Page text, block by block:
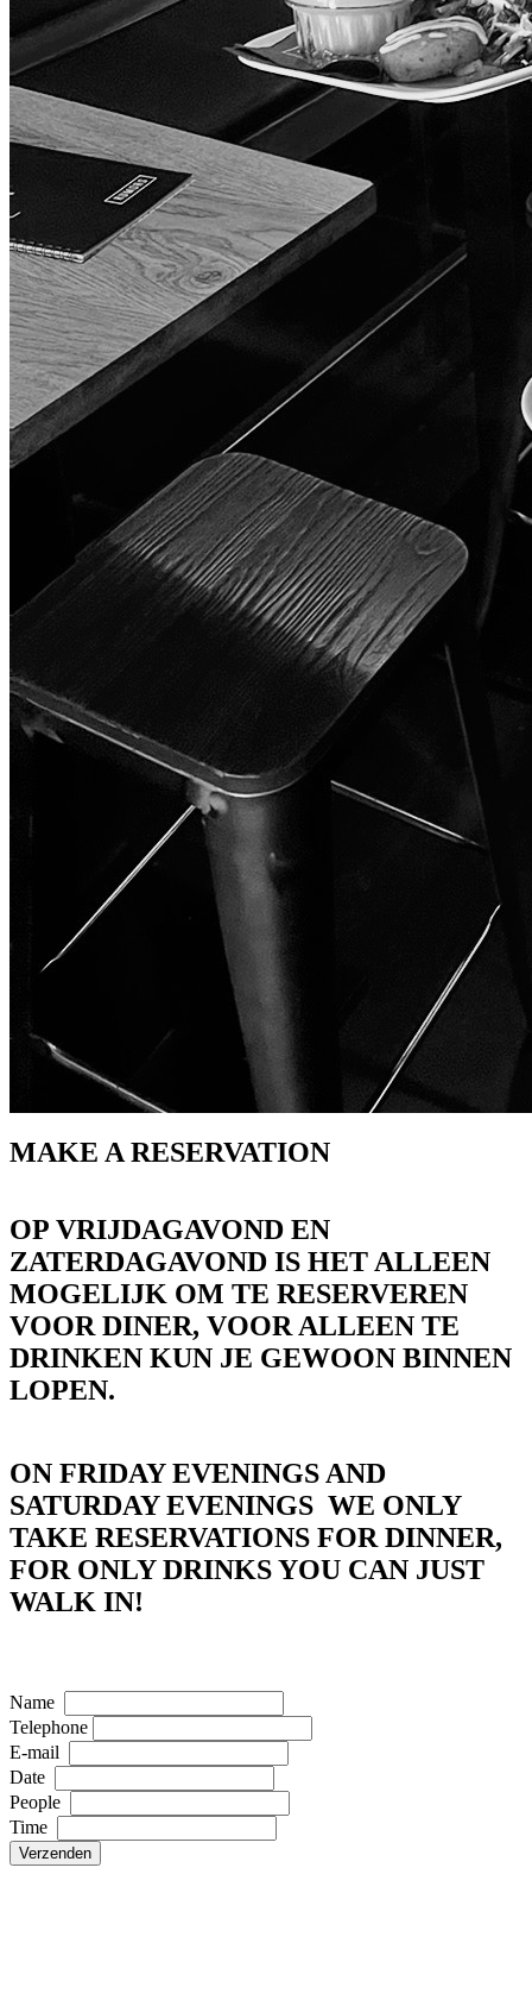
MAKE A RESERVATION
OP VRIJDAGAVOND EN
ZATERDAGAVOND IS HET ALLEEN
MOGELIJK OM TE RESERVEREN
VOOR DINER, VOOR ALLEEN TE
DRINKEN KUN JE GEWOON BINNEN
LOPEN.
ON FRIDAY EVENINGS AND
SATURDAY EVENINGS WE ONLY
TAKE RESERVATIONS FOR DINNER,
FOR ONLY DRINKS YOU CAN JUST
WALK IN!
Name
Telephone
E-mail
Date
People
Time